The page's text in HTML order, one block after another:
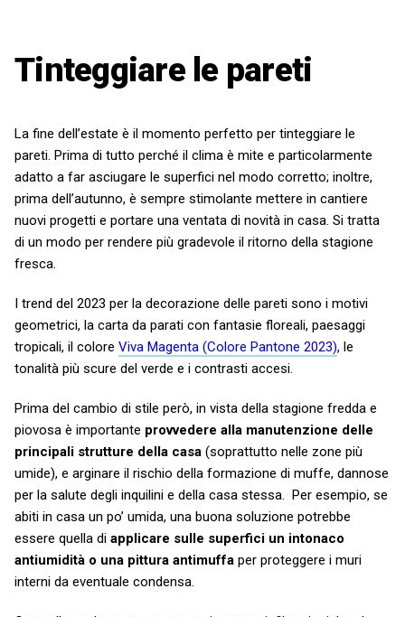
Tinteggiare le pareti
La fine dell’estate è il momento perfetto per tinteggiare le
pareti. Prima di tutto perché il clima è mite e particolarmente
adatto a far asciugare le superfici nel modo corretto; inoltre,
prima dell’autunno, è sempre stimolante mettere in cantiere
nuovi progetti e portare una ventata di novità in casa. Si tratta
di un modo per rendere più gradevole il ritorno della stagione
fresca.
I trend del 2023 per la decorazione delle pareti sono i motivi
geometrici, la carta da parati con fantasie floreali, paesaggi
tropicali, il colore Viva Magenta (Colore Pantone 2023), le
tonalità più scure del verde e i contrasti accesi.
Prima del cambio di stile però, in vista della stagione fredda e
piovosa è importante provvedere alla manutenzione delle
principali strutture della casa (soprattutto nelle zone più
umide), e arginare il rischio della formazione di muffe, dannose
per la salute degli inquilini e della casa stessa. Per esempio, se
abiti in casa un po’ umida, una buona soluzione potrebbe
essere quella di applicare sulle superfici un intonaco
antiumidità o una pittura antimuffa per proteggere i muri
interni da eventuale condensa.